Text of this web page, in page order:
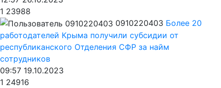
1 23988
0910220403 Более 20
работодателей Крыма получили субсидии от
республиканского Отделения СФР за найм
сотрудников
09:57 19.10.2023
1 24916